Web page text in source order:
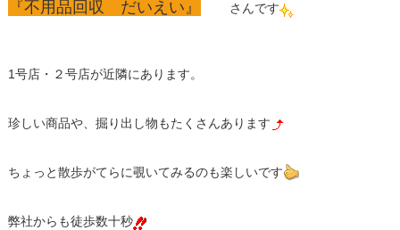
『不用品回収 だいえい』 さんです
1号店・２号店が近隣にあります。
珍しい商品や、掘り出し物もたくさんあります
ちょっと散歩がてらに覗いてみるのも楽しいです
弊社からも徒歩数十秒